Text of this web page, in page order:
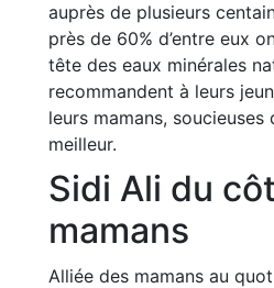
auprès de plusieurs
près de 60% d’entre eux
tête des eaux minérales
recommandent à leurs
leurs mamans,
meilleur.
Sidi Ali du
mamans
Alliée des mamans au